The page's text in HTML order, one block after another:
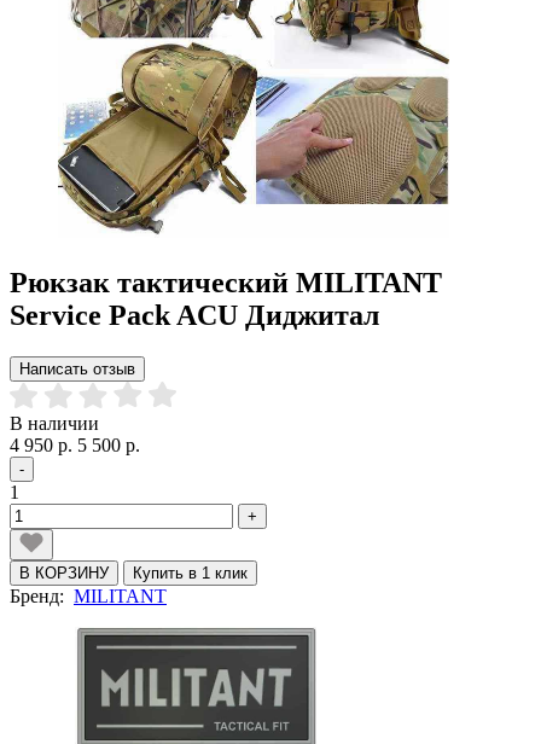
Рюкзак тактический MILITANT
Service Pack ACU Диджитал
Написать отзыв
В наличии
4 950 р. 5 500 р.
-
1
+
В КОРЗИНУ Купить в 1 клик
Бренд: MILITANT